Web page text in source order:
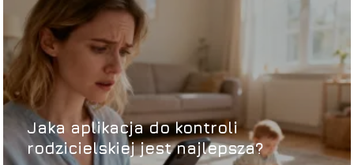
Jaka aplikacja do kontroli
rodzicielskiej jest najlepsza?